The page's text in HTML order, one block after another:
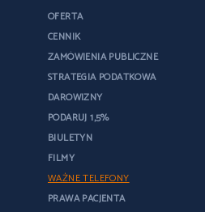
OFERTA
CENNIK
ZAMÓWIENIA PUBLICZNE
STRATEGIA PODATKOWA
DAROWIZNY
PODARUJ 1,5%
BIULETYN
FILMY
WAŻNE TELEFONY
PRAWA PACJENTA